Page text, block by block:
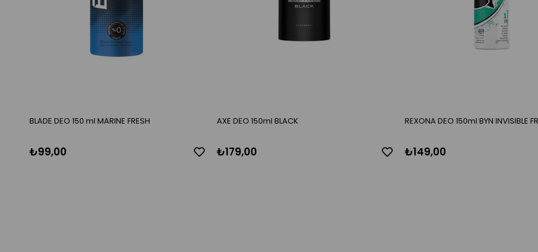
BLADE DEO 150 ml MARINE FRESH
₺99,00
AXE DEO 150ml BLACK
₺179,00
REXONA DEO 150ml BYN INVISIBLE
₺149,00